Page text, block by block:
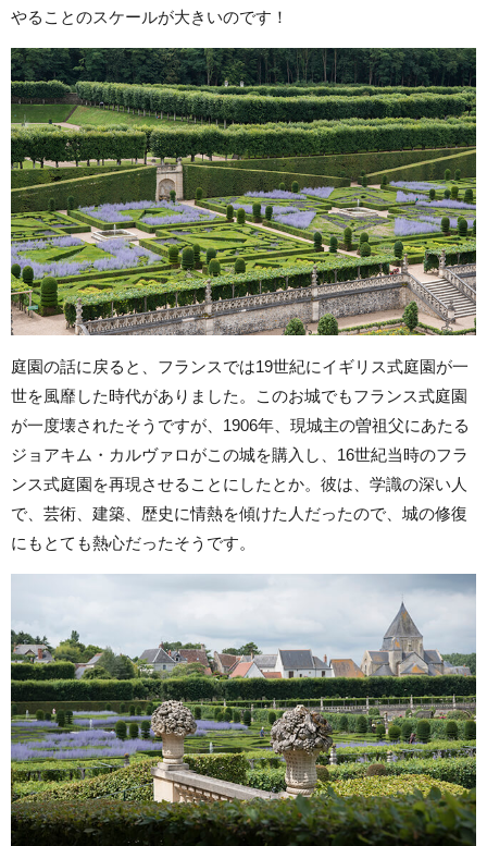
やることのスケールが大きいのです！
庭園の話に戻ると、フランスでは19世紀にイギリス式庭園が一
世を風靡した時代がありました。このお城でもフランス式庭園
が一度壊されたそうですが、1906年、現城主の曽祖父にあたる
ジョアキム・カルヴァロがこの城を購入し、16世紀当時のフラ
ンス式庭園を再現させることにしたとか。彼は、学識の深い人
で、芸術、建築、歴史に情熱を傾けた人だったので、城の修復
にもとても熱心だったそうです。